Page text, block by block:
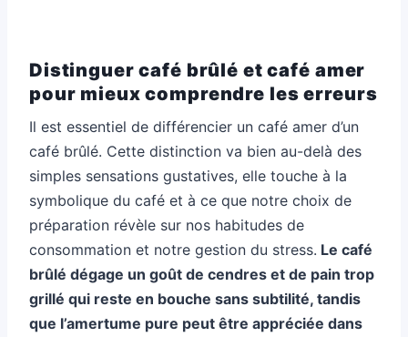
Distinguer café brûlé et café amer
pour mieux comprendre les erreurs
Il est essentiel de différencier un café amer d’un
café brûlé. Cette distinction va bien au-delà des
simples sensations gustatives, elle touche à la
symbolique du café et à ce que notre choix de
préparation révèle sur nos habitudes de
consommation et notre gestion du stress. Le café
brûlé dégage un goût de cendres et de pain trop
grillé qui reste en bouche sans subtilité, tandis
que l’amertume pure peut être appréciée dans